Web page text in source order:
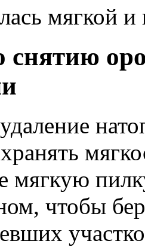
мягкой и
снятию
мягкую
чтобы